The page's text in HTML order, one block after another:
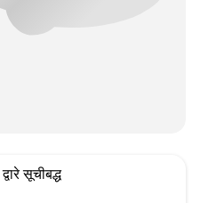
द्वारे सूचीबद्ध